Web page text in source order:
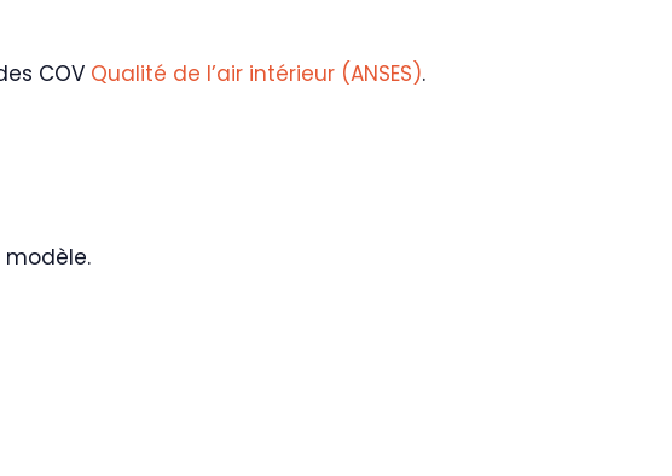
COV Qualité de l’air intérieur (ANSES).
modèle.